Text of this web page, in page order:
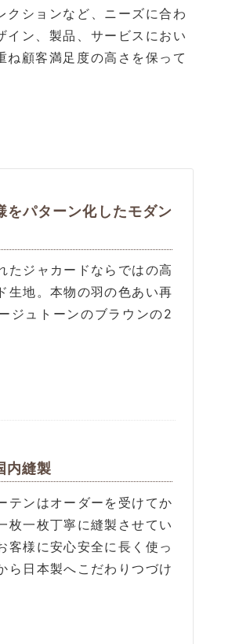
クションなど、ニーズに合わ
イン、製品、サービスにおい
ね顧客満足度の高さを保って
をパターン化したモダン
たジャカードならではの高
生地。本物の羽の色あい再
ジュトーンのブラウンの2
内縫製
テンはオーダーを受けてか
枚一枚丁寧に縫製させてい
客様に安心安全に長く使っ
ら日本製へこだわりつづけ